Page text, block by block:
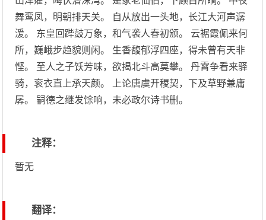
舞鸾凤，明朝排天关。 自从放出一头地，长江大河声潺
湲。 东皇回跸鼓万象，和气袭人春初颁。 云裾霞佩来何
所，巍峨步趋貌则闲。 生香馥郁浮四座，得未曾有天非
悭。 至人之子饫芳味，欲揭北斗高莫攀。 丹霄争看来驿
骑，衮衣直上承天颜。 上论唐虞开稷契，下及草野兼庸
孱。 嗣德之继发馀响，未必政尔诗书删。
注释：
暂无
翻译：